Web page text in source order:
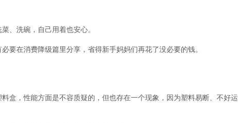
、洗碗，自己用着也安心。
要在消费降级篇里分享，省得新手妈妈们再花了没必要的钱。
盒，性能方面是不容质疑的，但也存在一个现象，因为塑料易断、不好运